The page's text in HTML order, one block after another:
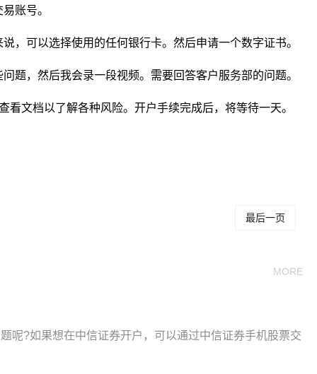
账号。
，可以选择使用的任何银行卡。然后申请一个数字证书。
题，然后我会录一段视频。需要回答客户服务部的问题。
文档以了解各种风险。开户手续完成后，将等待一天。
最后一页
MORE
呢?如果想在中信证券开户，可以通过中信证券手机股票交